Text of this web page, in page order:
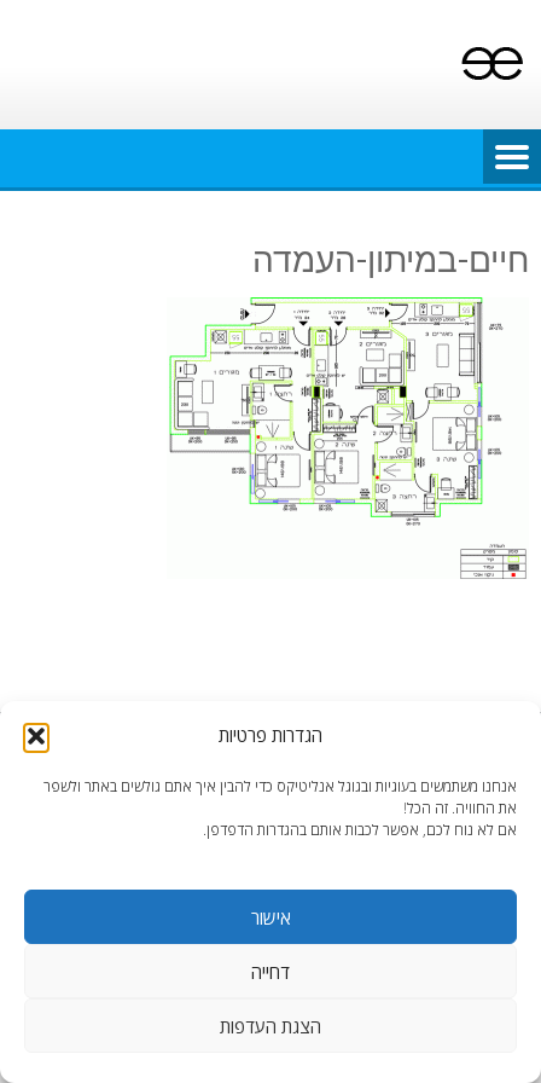
הגדרות פרטיות
אנחנו משתמשים בעוגיות ובגוגל אנליטיקס כדי להבין איך אתם גולשים באתר ולשפר
את החוויה. זה הכל!
אם לא נוח לכם, אפשר לכבות אותם בהגדרות הדפדפן.
אישור
דחייה
הצגת העדפות
content
חיים-במיתון-העמדה
WordPress Theme : AccessPress Lite